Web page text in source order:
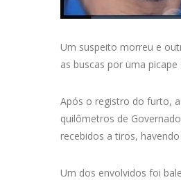
Um suspeito morreu e
as buscas por uma
Após o registro do furto,
quilômetros de
recebidos a tiros,
Um dos envolvidos foi